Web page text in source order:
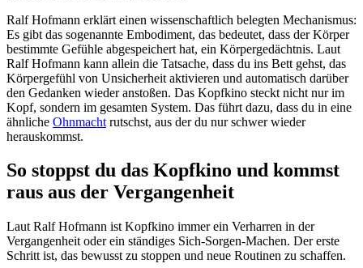
Ralf Hofmann erklärt einen wissenschaftlich belegten Mechanismus:
Es gibt das sogenannte Embodiment, das bedeutet, dass der Körper
bestimmte Gefühle abgespeichert hat, ein Körpergedächtnis. Laut
Ralf Hofmann kann allein die Tatsache, dass du ins Bett gehst, das
Körpergefühl von Unsicherheit aktivieren und automatisch darüber
den Gedanken wieder anstoßen. Das Kopfkino steckt nicht nur im
Kopf, sondern im gesamten System. Das führt dazu, dass du in eine
ähnliche Ohnmacht rutschst, aus der du nur schwer wieder
herauskommst.
So stoppst du das Kopfkino und kommst
raus aus der Vergangenheit
Laut Ralf Hofmann ist Kopfkino immer ein Verharren in der
Vergangenheit oder ein ständiges Sich-Sorgen-Machen. Der erste
Schritt ist, das bewusst zu stoppen und neue Routinen zu schaffen.